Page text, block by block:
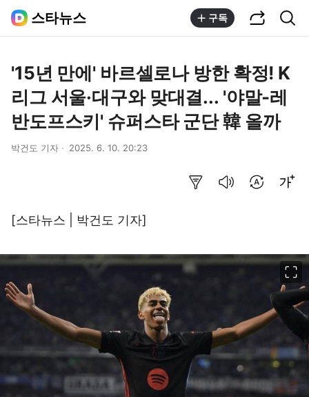
스타뉴스 구독
'15년 만에' 바르셀로나 방한 확정! K
리그 서울·대구와 맞대결... '야말-레
반도프스키' 슈퍼스타 군단 韓 올까
박건도 기자 2025. 6. 10. 20:23
[스타뉴스 | 박건도 기자]